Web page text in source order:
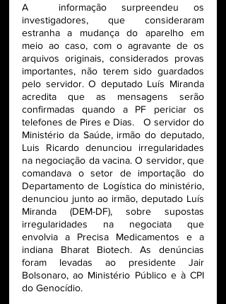
A  informação surpreendeu os
investigadores, que consideraram
estranha a mudança do aparelho em
meio ao caso, com o agravante de os
arquivos originais, considerados provas
importantes, não terem sido guardados
pelo servidor. O deputado Luís Miranda
acredita que as mensagens serão
confirmadas quando a PF periciar os
telefones de Pires e Dias.   O servidor do
Ministério da Saúde, irmão do deputado,
Luis Ricardo denunciou irregularidades
na negociação da vacina. O servidor, que
comandava o setor de importação do
Departamento de Logística do ministério,
denunciou junto ao irmão, deputado Luís
Miranda (DEM-DF), sobre supostas
irregularidades na negociata que
envolvia a Precisa Medicamentos e a
indiana Bharat Biotech. As denúncias
foram levadas ao presidente Jair
Bolsonaro, ao Ministério Público e à CPI
do Genocídio.